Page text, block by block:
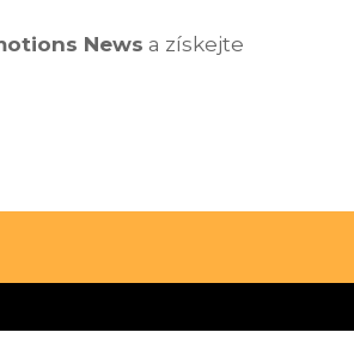
News a získejte